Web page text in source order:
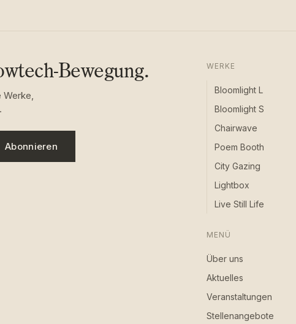
Bewegung.
Werke,
Abonnieren
WERKE
Bloomlight L
Bloomlight S
Chairwave
Poem Booth
City Gazing
Lightbox
Live Still Life
MENÜ
Über uns
Aktuelles
Veranstaltungen
Stellenangebote